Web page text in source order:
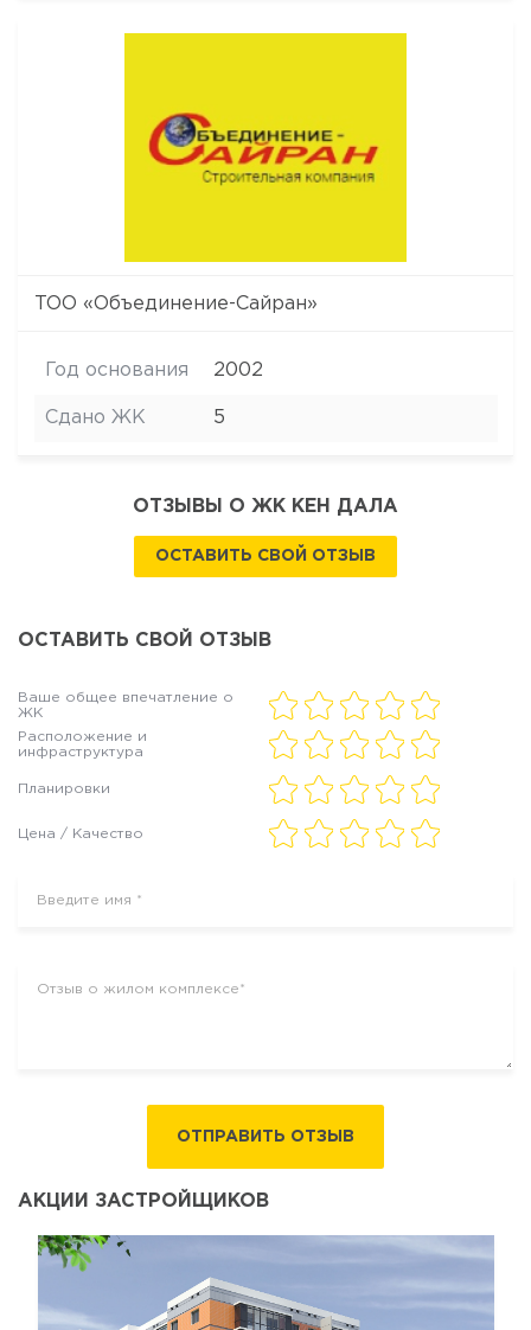
ТОО «Объединение-Сайран»
Год основания 2002
Сдано ЖК 5
ОТЗЫВЫ О ЖК КЕН ДАЛА
ОСТАВИТЬ СВОЙ ОТЗЫВ
ОСТАВИТЬ СВОЙ ОТЗЫВ
Ваше общее впечатление о
ЖК
Расположение и
инфраструктура
Планировки
Цена / Качество
ОТПРАВИТЬ ОТЗЫВ
АКЦИИ ЗАСТРОЙЩИКОВ